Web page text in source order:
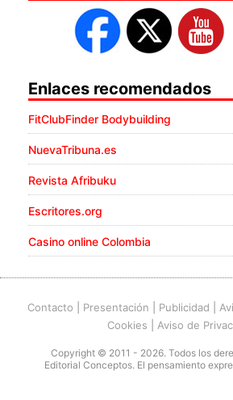
Enlaces recomendados
FitClubFinder Bodybuilding
NuevaTribuna.es
Revista Afribuku
Escritores.org
Casino online Colombia
Contacto Presentación Publicidad
Cookies
Aviso de
Copyright © 2011 - 2026. Todos los
Editorial Conceptos. El pensamiento